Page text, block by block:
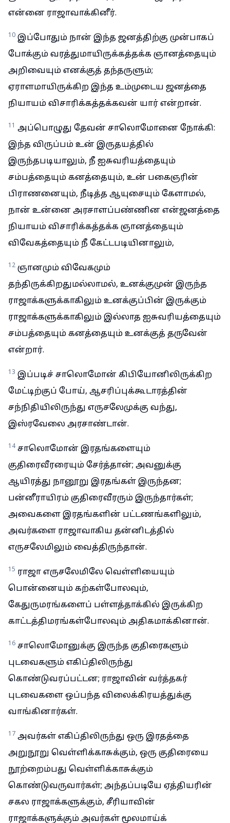
என்னை ராஜாவாக்கினீர்.
10 இப்போதும் நான் இந்த ஜனத்திற்கு முன்பாகப்
போக்கும் வரத்துமாயிருக்கத்தக்க ஞானத்தையும்
அறிவையும் எனக்குத் தந்தருளும்;
ஏராளமாயிருக்கிற இந்த உம்முடைய ஜனத்தை
நியாயம் விசாரிக்கத்தக்கவன் யார் என்றான்.
11 அப்பொழுது தேவன் சாலொமோனை நோக்கி:
இந்த விருப்பம் உன் இருதயத்தில்
இருந்தபடியாலும், நீ ஐசுவரியத்தையும்
சம்பத்தையும் கனத்தையும், உன் பகைஞரின்
பிராணனையும், நீடித்த ஆயுசையும் கேளாமல்,
நான் உன்னை அரசாளப்பண்ணின என்ஜனத்தை
நியாயம் விசாரிக்கத்தக்க ஞானத்தையும்
விவேகத்தையும் நீ கேட்டபடியினாலும்,
12 ஞானமும் விவேகமும்
தந்திருக்கிறதுமல்லாமல், உனக்குமுன் இருந்த
ராஜாக்களுக்காகிலும் உனக்குப்பின் இருக்கும்
ராஜாக்களுக்காகிலும் இல்லாத ஐசுவரியத்தையும்
சம்பத்தையும் கனத்தையும் உனக்குத் தருவேன்
என்றார்.
13 இப்படிச் சாலொமோன் கிபியோனிலிருக்கிற
மேட்டிற்குப் போய், ஆசரிப்புக்கூடாரத்தின்
சந்நிதியிலிருந்து எருசலேமுக்கு வந்து,
இஸ்ரவேலை அரசாண்டான்.
14 சாலொமோன் இரதங்களையும்
குதிரைவீரரையும் சேர்த்தான்; அவனுக்கு
ஆயிரத்து நானூறு இரதங்கள் இருந்தன;
பன்னீராயிரம் குதிரைவீரரும் இருந்தார்கள்;
அவைகளை இரதங்களின் பட்டணங்களிலும்,
அவர்களை ராஜாவாகிய தன்னிடத்தில்
எருசலேமிலும் வைத்திருந்தான்.
15 ராஜா எருசலேமிலே வெள்ளியையும்
பொன்னையும் கற்கள்போலவும்,
கேதுருமரங்களைப் பள்ளத்தாக்கில் இருக்கிற
காட்டத்திமரங்கள்போலவும் அதிகமாக்கினான்.
16 சாலொமோனுக்கு இருந்த குதிரைகளும்
புடவைகளும் எகிப்திலிருந்து
கொண்டுவரப்பட்டன; ராஜாவின் வர்த்தகர்
புடவைகளை ஒப்பந்த விலைக்கிரயத்துக்கு
வாங்கினார்கள்.
17 அவர்கள் எகிப்திலிருந்து ஒரு இரதத்தை
அறுநூறு வெள்ளிக்காசுக்கும், ஒரு குதிரையை
நூற்றைம்பது வெள்ளிக்காசுக்கும்
கொண்டுவருவார்கள்; அந்தப்படியே ஏத்தியரின்
சகல ராஜாக்களுக்கும், சீரியாவின்
ராஜாக்களுக்கும் அவர்கள் மூலமாய்க்